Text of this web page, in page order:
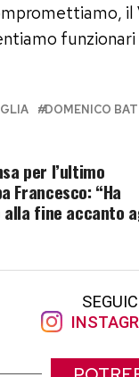
funzionari
DOMENICO
per l’ultimo
Francesco: “Ha
fine accanto